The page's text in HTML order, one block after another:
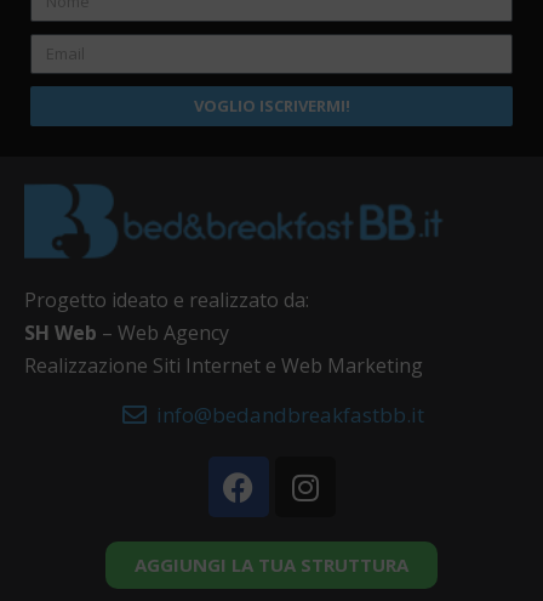
VOGLIO ISCRIVERMI!
Progetto ideato e realizzato da:
SH Web – Web Agency
Realizzazione Siti Internet e Web Marketing
info@bedandbreakfastbb.it
AGGIUNGI LA TUA STRUTTURA